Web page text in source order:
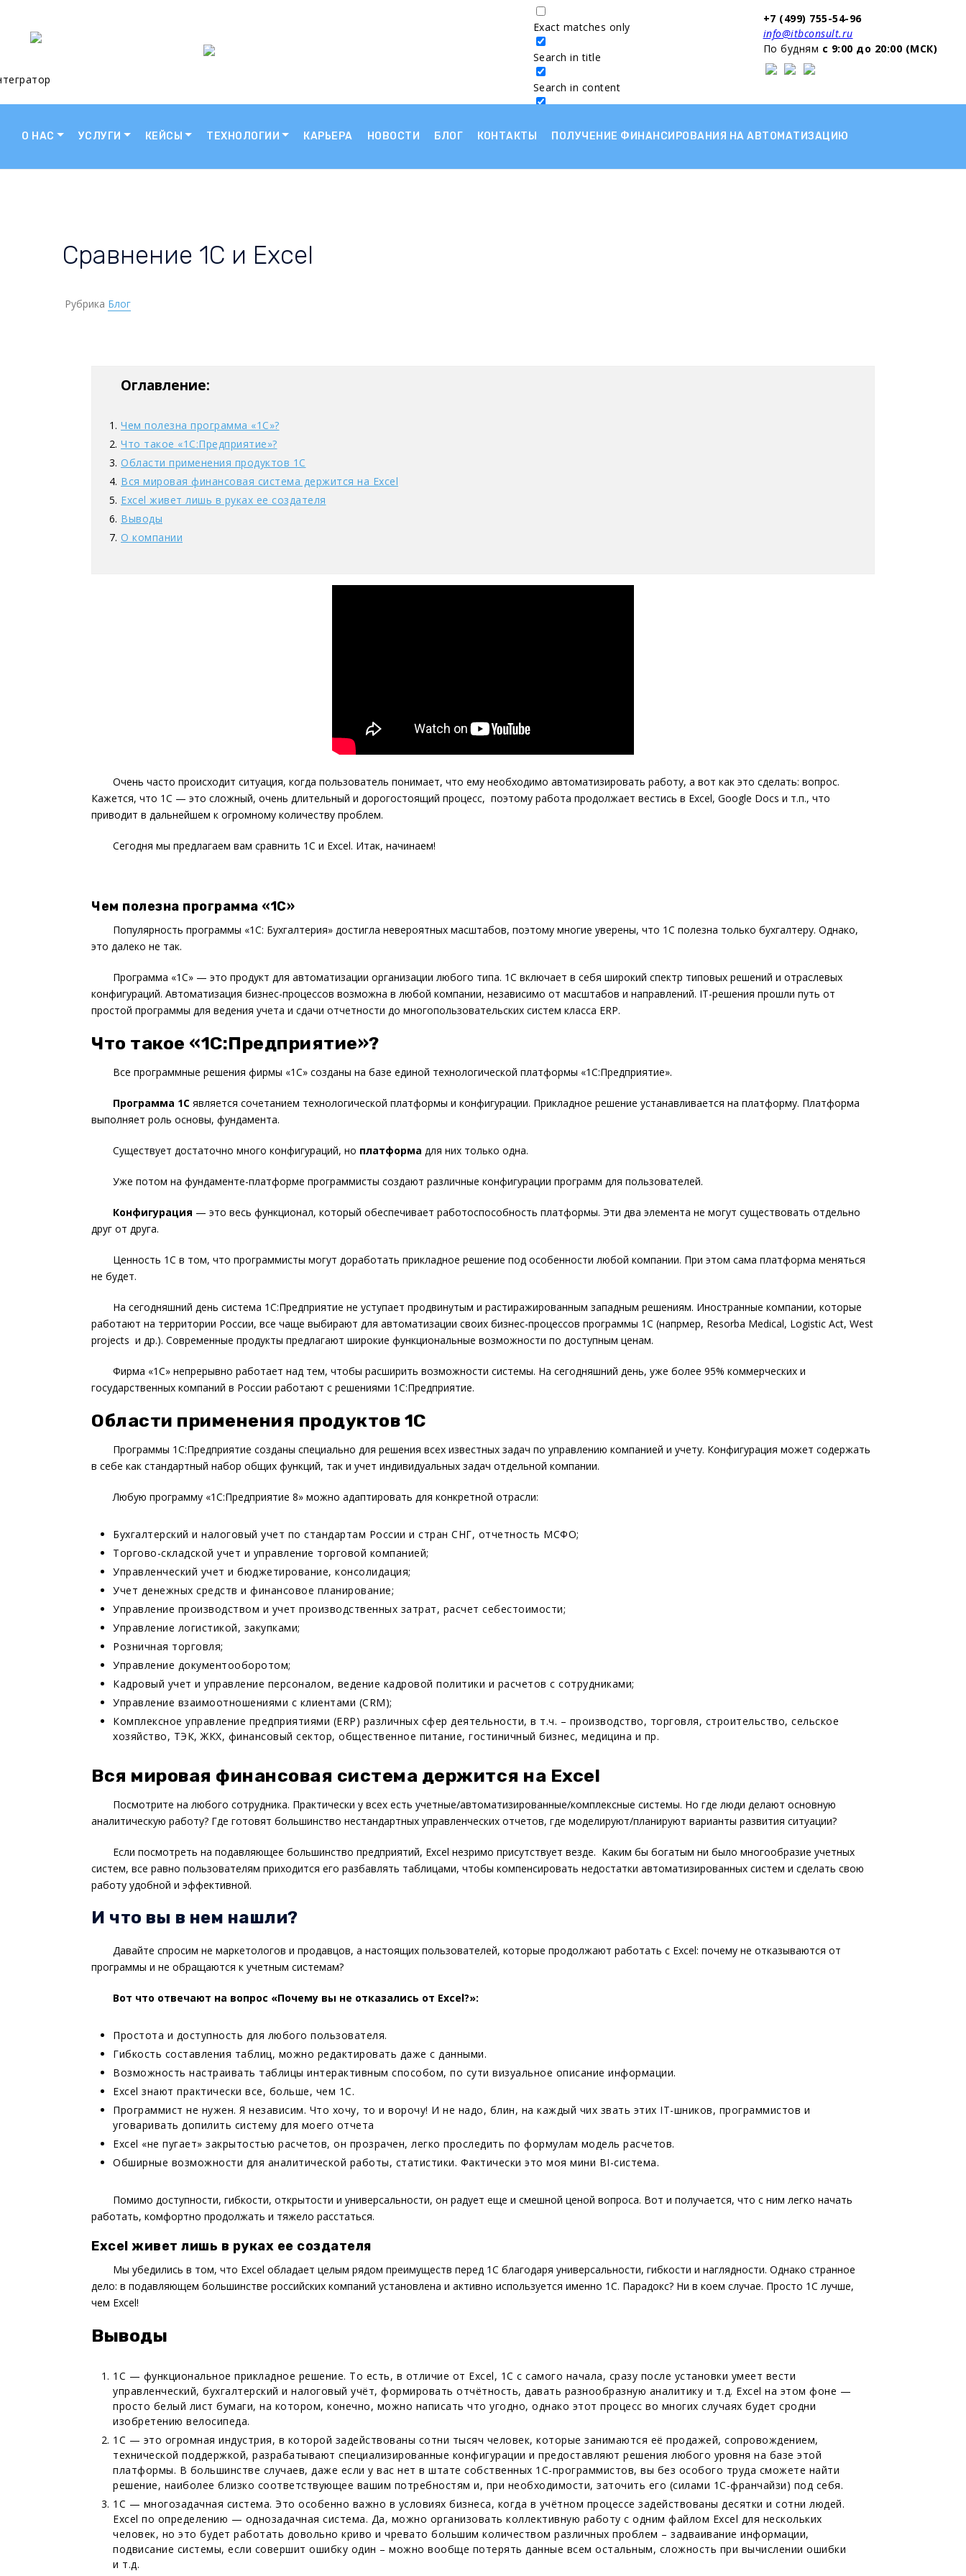
Exact matches only
Search in title
Search in content
+7 (499) 755-54-96
info@itbconsult.ru
По будням с 9:00 до 20:00 (МСК)
О НАС УСЛУГИ КЕЙСЫ ТЕХНОЛОГИИ КАРЬЕРА НОВОСТИ БЛОГ КОНТАКТЫ ПОЛУЧЕНИЕ ФИНАНСИРОВАНИЯ НА АВТОМАТИЗАЦИЮ
Сравнение 1С и Excel
Рубрика Блог
Оглавление:
Чем полезна программа «1С»?
Что такое «1С:Предприятие»?
Области применения продуктов 1С
Вся мировая финансовая система держится на Excel
Excel живет лишь в руках ее создателя
Выводы
О компании
Очень часто происходит ситуация, когда пользователь понимает, что ему необходимо автоматизировать работу, а вот как это сделать: вопрос.
Кажется, что 1С — это сложный, очень длительный и дорогостоящий процесс, поэтому работа продолжает вестись в Excel, Google Docs и т.п., что
приводит в дальнейшем к огромному количеству проблем.
Сегодня мы предлагаем вам сравнить 1С и Excel. Итак, начинаем!
Чем полезна программа «1С»
Популярность программы «1С: Бухгалтерия» достигла невероятных масштабов, поэтому многие уверены, что 1С полезна только бухгалтеру. Однако,
это далеко не так.
Программа «1С» — это продукт для автоматизации организации любого типа. 1С включает в себя широкий спектр типовых решений и отраслевых
конфигураций. Автоматизация бизнес-процессов возможна в любой компании, независимо от масштабов и направлений. IT-решения прошли путь от
простой программы для ведения учета и сдачи отчетности до многопользовательских систем класса ERP.
Что такое «1С:Предприятие»?
Все программные решения фирмы «1С» созданы на базе единой технологической платформы «1С:Предприятие».
Программа 1С является сочетанием технологической платформы и конфигурации. Прикладное решение устанавливается на платформу. Платформа
выполняет роль основы, фундамента.
Существует достаточно много конфигураций, но платформа для них только одна.
Уже потом на фундаменте-платформе программисты создают различные конфигурации программ для пользователей.
Конфигурация — это весь функционал, который обеспечивает работоспособность платформы. Эти два элемента не могут существовать отдельно
друг от друга.
Ценность 1С в том, что программисты могут доработать прикладное решение под особенности любой компании. При этом сама платформа меняться
не будет.
На сегодняшний день система 1С:Предприятие не уступает продвинутым и растиражированным западным решениям. Иностранные компании, которые
работают на территории России, все чаще выбирают для автоматизации своих бизнес-процессов программы 1С (напрмер, Resorba Medical, Logistic Act, West
projects и др.). Современные продукты предлагают широкие функциональные возможности по доступным ценам.
Фирма «1С» непрерывно работает над тем, чтобы расширить возможности системы. На сегодняшний день, уже более 95% коммерческих и
государственных компаний в России работают с решениями 1С:Предприятие.
Области применения продуктов 1С
Программы 1С:Предприятие созданы специально для решения всех известных задач по управлению компанией и учету. Конфигурация может содержать
в себе как стандартный набор общих функций, так и учет индивидуальных задач отдельной компании.
Любую программу «1С:Предприятие 8» можно адаптировать для конкретной отрасли:
Бухгалтерский и налоговый учет по стандартам России и стран СНГ, отчетность МСФО;
Торгово-складской учет и управление торговой компанией;
Управленческий учет и бюджетирование, консолидация;
Учет денежных средств и финансовое планирование;
Управление производством и учет производственных затрат, расчет себестоимости;
Управление логистикой, закупками;
Розничная торговля;
Управление документооборотом;
Кадровый учет и управление персоналом, ведение кадровой политики и расчетов с сотрудниками;
Управление взаимоотношениями с клиентами (CRM);
Комплексное управление предприятиями (ERP) различных сфер деятельности, в т.ч. – производство, торговля, строительство, сельское
хозяйство, ТЭК, ЖКХ, финансовый сектор, общественное питание, гостиничный бизнес, медицина и пр.
Вся мировая финансовая система держится на Excel
Посмотрите на любого сотрудника. Практически у всех есть учетные/автоматизированные/комплексные системы. Но где люди делают основную
аналитическую работу? Где готовят большинство нестандартных управленческих отчетов, где моделируют/планируют варианты развития ситуации?
Если посмотреть на подавляющее большинство предприятий, Excel незримо присутствует везде. Каким бы богатым ни было многообразие учетных
систем, все равно пользователям приходится его разбавлять таблицами, чтобы компенсировать недостатки автоматизированных систем и сделать свою
работу удобной и эффективной.
И что вы в нем нашли?
Давайте спросим не маркетологов и продавцов, а настоящих пользователей, которые продолжают работать с Excel: почему не отказываются от
программы и не обращаются к учетным системам?
Вот что отвечают на вопрос «Почему вы не отказались от Excel?»:
Простота и доступность для любого пользователя.
Гибкость составления таблиц, можно редактировать даже с данными.
Возможность настраивать таблицы интерактивным способом, по сути визуальное описание информации.
Excel знают практически все, больше, чем 1С.
Программист не нужен. Я независим. Что хочу, то и ворочу! И не надо, блин, на каждый чих звать этих IT-шников, программистов и
уговаривать допилить систему для моего отчета
Excel «не пугает» закрытостью расчетов, он прозрачен, легко проследить по формулам модель расчетов.
Обширные возможности для аналитической работы, статистики. Фактически это моя мини BI-система.
Помимо доступности, гибкости, открытости и универсальности, он радует еще и смешной ценой вопроса. Вот и получается, что с ним легко начать
работать, комфортно продолжать и тяжело расстаться.
Excel живет лишь в руках ее создателя
Мы убедились в том, что Excel обладает целым рядом преимуществ перед 1С благодаря универсальности, гибкости и наглядности. Однако странное
дело: в подавляющем большинстве российских компаний установлена и активно используется именно 1С. Парадокс? Ни в коем случае. Просто 1С лучше,
чем Excel!
Выводы
1С — функциональное прикладное решение. То есть, в отличие от Excel, 1C с самого начала, сразу после установки умеет вести
управленческий, бухгалтерский и налоговый учёт, формировать отчётность, давать разнообразную аналитику и т.д. Excel на этом фоне —
просто белый лист бумаги, на котором, конечно, можно написать что угодно, однако этот процесс во многих случаях будет сродни
изобретению велосипеда.
1С — это огромная индустрия, в которой задействованы сотни тысяч человек, которые занимаются её продажей, сопровождением,
технической поддержкой, разрабатывают специализированные конфигурации и предоставляют решения любого уровня на базе этой
платформы. В большинстве случаев, даже если у вас нет в штате собственных 1С-программистов, вы без особого труда сможете найти
решение, наиболее близко соответствующее вашим потребностям и, при необходимости, заточить его (силами 1С-франчайзи) под себя.
1С — многозадачная система. Это особенно важно в условиях бизнеса, когда в учётном процессе задействованы десятки и сотни людей.
Excel по определению — однозадачная система. Да, можно организовать коллективную работу с одним файлом Excel для нескольких
человек, но это будет работать довольно криво и чревато большим количеством различных проблем – задваивание информации,
подвисание системы, если совершит ошибку один – можно вообще потерять данные всем остальным, сложность при вычислении ошибки
и т.д.